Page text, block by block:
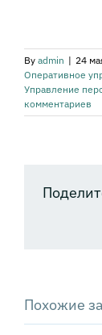
By admin | 24
Оперативное
Управление
комментариев
Похожие